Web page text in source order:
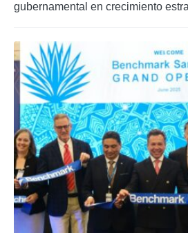
gubernamental en crecimiento